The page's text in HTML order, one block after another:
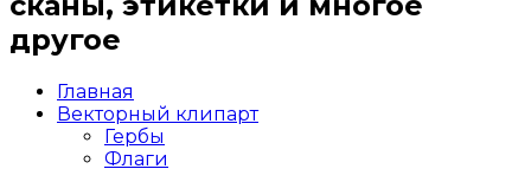
другое
Главная
Векторный клипарт
Гербы
Флаги